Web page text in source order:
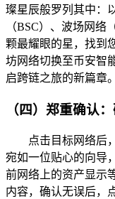
璨星辰般罗列其中：
（BSC）、波场网
颗最耀眼的星，找到
坊网络切换至币安智
启跨链之旅的新篇章。
（四）郑重确认
点击目标网络后
宛如一位贴心的向导
前网络上的资产显示
内容，确认无误后，